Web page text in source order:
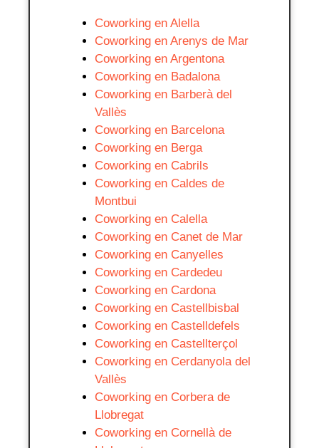
Coworking en Alella
Coworking en Arenys de Mar
Coworking en Argentona
Coworking en Badalona
Coworking en Barberà del
Vallès
Coworking en Barcelona
Coworking en Berga
Coworking en Cabrils
Coworking en Caldes de
Montbui
Coworking en Calella
Coworking en Canet de Mar
Coworking en Canyelles
Coworking en Cardedeu
Coworking en Cardona
Coworking en Castellbisbal
Coworking en Castelldefels
Coworking en Castellterçol
Coworking en Cerdanyola del
Vallès
Coworking en Corbera de
Llobregat
Coworking en Cornellà de